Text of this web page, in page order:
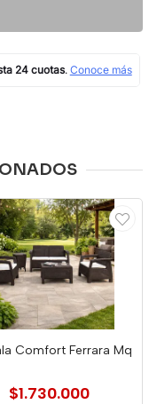
Comfort Ferrara Mq
$1.730.000